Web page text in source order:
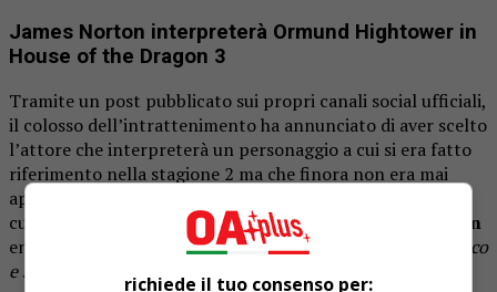
James Norton interpreterà Ormund Hightower in
House of the Dragon 3
Tramite un post pubblicato sui propri canali social ufficiali,
il colosso dell’intrattenimento ha annunciato di aver scelto
l’attore che interpreterà un personaggio a cui si era fatto
riferimento nella stagione 2 ma che finora non era mai
apparso: Ormund Hightower, nipote di Otto Hightower e
cugino di Alicent e Gwayne. Ecco quindi che
James Norton
entra a far parte del cast della serie basata sull’opera
Fuoco
e sangue
G. R. R. Martin
richiede il tuo consenso per: